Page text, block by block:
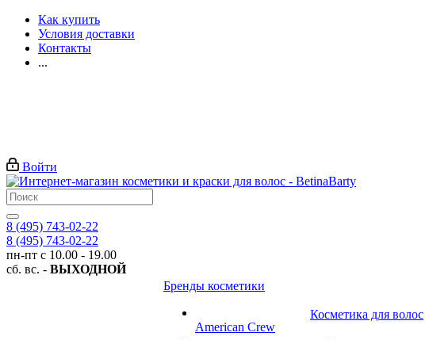
Как купить
Условия доставки
Контакты
...
Войти
8 (495) 743-02-22
8 (495) 743-02-22
пн-пт с 10.00 - 19.00
сб. вс. - ВЫХОДНОЙ
Бренды косметики
American Crew
Косметика для волос